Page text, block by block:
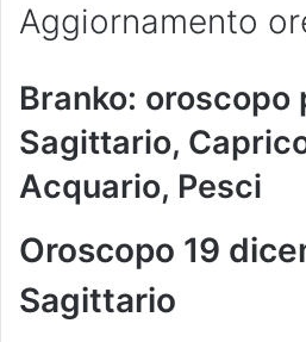
Aggiornamento
Branko: oroscopo
Sagittario,
Acquario, Pesci
Oroscopo 19
Sagittario